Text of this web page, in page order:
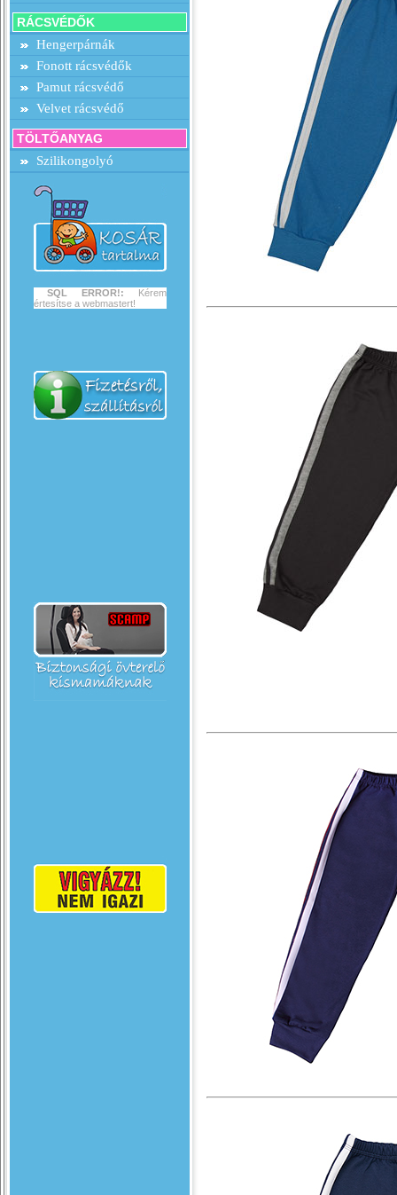
RÁCSVÉDŐK
Hengerpárnák
Fonott rácsvédők
Pamut rácsvédő
Velvet rácsvédő
TÖLTŐANYAG
Szilikongolyó
SQL ERROR!:
Kérem
értesítse a webmastert!